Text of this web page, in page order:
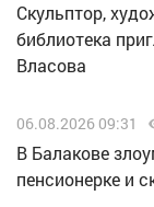
Скульптор,
библиотека
Власова
06.08.2026 09:31
В Балакове
пенсионерке и